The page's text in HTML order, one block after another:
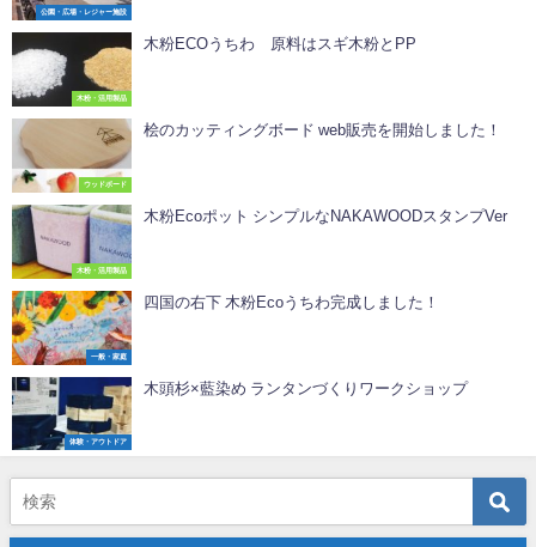
公園・広場・レジャー施設
木粉・活用製品
木粉ECOうちわ 原料はスギ木粉とPP
ウッドボード
桧のカッティングボード web販売を開始しました！
木粉・活用製品
木粉Ecoポット シンプルなNAKAWOODスタンプVer
一般・家庭
四国の右下 木粉Ecoうちわ完成しました！
体験・アウトドア
木頭杉×藍染め ランタンづくりワークショップ